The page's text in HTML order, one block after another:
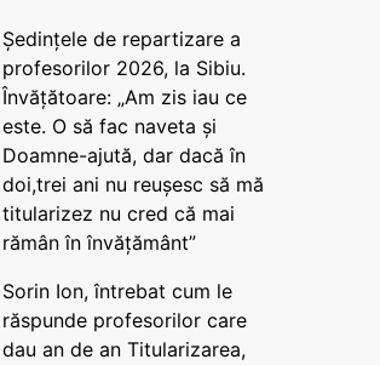
Ședințele de repartizare a
profesorilor 2026, la Sibiu.
Învățătoare: „Am zis iau ce
este. O să fac naveta și
Doamne-ajută, dar dacă în
doi,trei ani nu reușesc să mă
titularizez nu cred că mai
rămân în învățământ”
Sorin Ion, întrebat cum le
răspunde profesorilor care
dau an de an Titularizarea,